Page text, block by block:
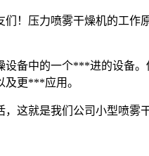
！压力喷雾干燥机的工作
设备中的一个***进的设备
及更***应用。
这就是我们公司小型喷